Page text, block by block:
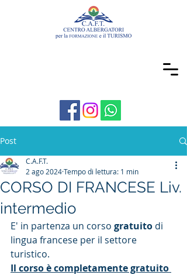
Post
CORSO DI FRANCESE Liv.
intermedio
C.A.F.T.
2 ago 2024Tempo di lettura: 1 min
E' in partenza un corso gratuito di
lingua francese per il settore
turistico.
Il corso è completamente gratuito